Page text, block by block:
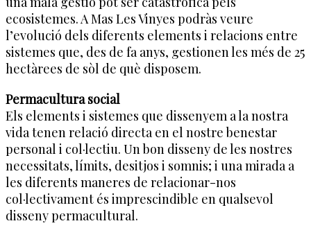
ecosistemes. A Mas Les Vinyes podràs veure
l’evolució dels diferents elements i relacions entre
sistemes que, des de fa anys, gestionen les més de 25
hectàrees de sòl de què disposem.
Permacultura social
Els elements i sistemes que dissenyem a la nostra
vida tenen relació directa en el nostre benestar
personal i col·lectiu. Un bon disseny de les nostres
necessitats, límits, desitjos i somnis; i una mirada a
les diferents maneres de relacionar-nos
col·lectivament és imprescindible en qualsevol
disseny permacultural.